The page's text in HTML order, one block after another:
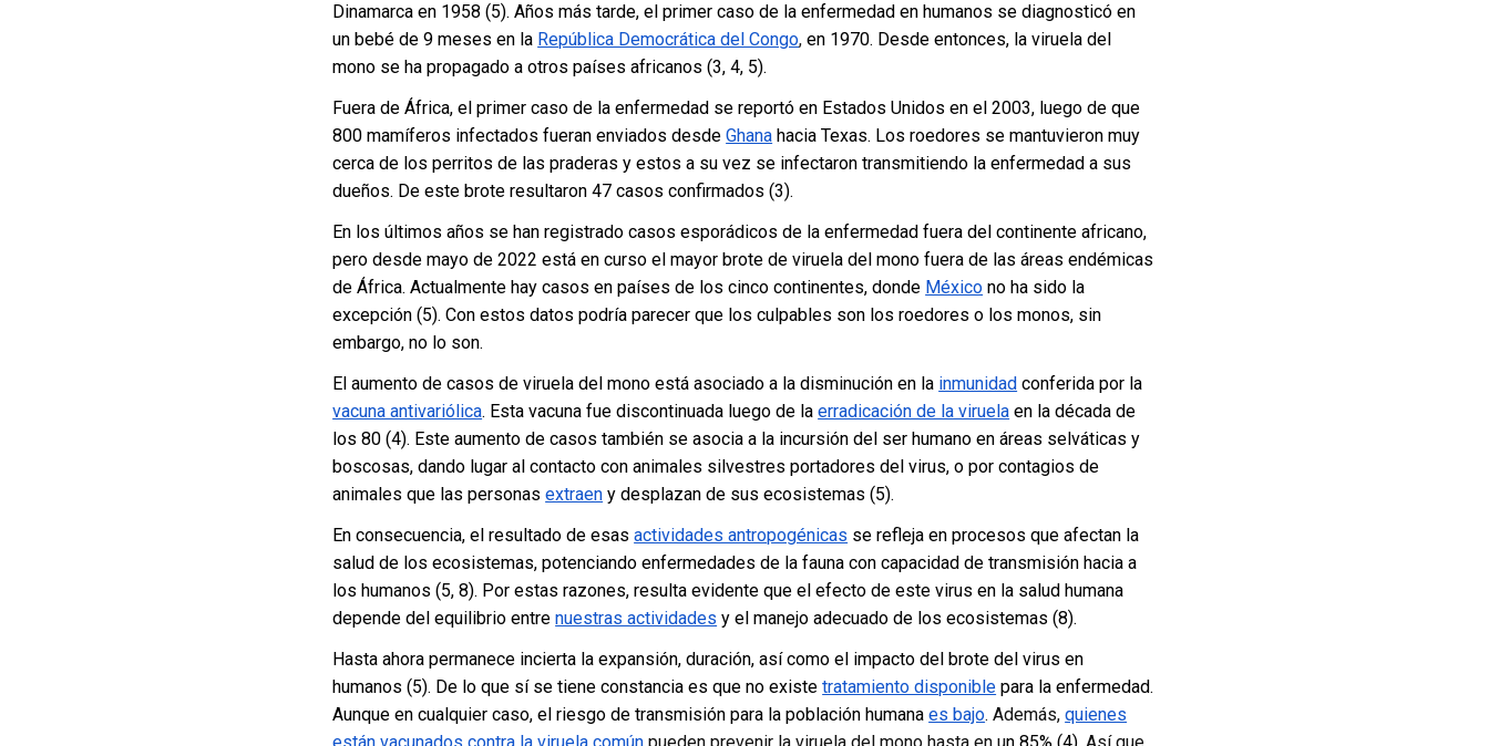
Dinamarca en 1958 (5). Años más tarde, el primer caso de la enfermedad en humanos se diagnosticó en
un bebé de 9 meses en la República Democrática del Congo,en 1970. Desde entonces, la viruela del
mono se ha propagado a otros países africanos (3, 4, 5).
Fuera de África, el primer caso de la enfermedad se reportó en Estados Unidos en el 2003, luego de que
800 mamíferos infectados fueran enviados desde Ghana hacia Texas. Los roedores se mantuvieron muy
cerca de los perritos de las praderas y estos a su vez se infectaron transmitiendo la enfermedad a sus
dueños. De este brote resultaron 47 casos confirmados (3).
En los últimos años se han registrado casos esporádicos de la enfermedad fuera del continente africano,
pero desde mayo de 2022 está en curso el mayor brote de viruela del mono fuera de las áreas endémicas
de África. Actualmente hay casos en países de los cinco continentes, donde México no ha sido la
excepción (5). Con estos datos podría parecer que los culpables son los roedores o los monos, sin
embargo, no lo son.
El aumento de casos de viruela del mono está asociado a la disminución en la inmunidad conferida por la
vacuna antivariólica. Esta vacuna fue discontinuada luego de la erradicación de la viruela en la década de
los 80 (4). Este aumento de casos también se asocia a la incursión del ser humano en áreas selváticas y
boscosas, dando lugar al contacto con animales silvestres portadores del virus, o por contagios de
animales que las personas extraen y desplazan de sus ecosistemas (5).
En consecuencia, el resultado de esas actividades antropogénicas se refleja en procesos que afectan la
salud de los ecosistemas, potenciando enfermedades de la fauna con capacidad de transmisión hacia a
los humanos (5, 8). Por estas razones, resulta evidente que el efecto de este virus en la salud humana
depende del equilibrio entre nuestras actividades y el manejo adecuado de los ecosistemas (8).
Hasta ahora permanece incierta la expansión, duración, así como el impacto del brote del virus en
humanos (5). De lo que sí se tiene constancia es que no existe tratamiento disponible para la enfermedad.
Aunque en cualquier caso, el riesgo de transmisión para la población humana es bajo. Además, quienes